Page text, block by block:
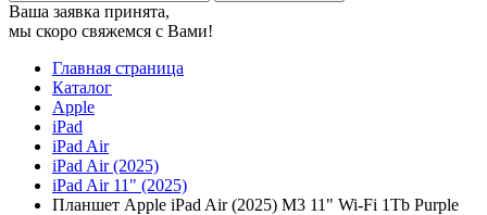
Ваша заявка принята,
мы скоро свяжемся с Вами!
Главная страница
Каталог
Apple
iPad
iPad Air
iPad Air (2025)
iPad Air 11" (2025)
Планшет Apple iPad Air (2025) M3 11" Wi-Fi 1Tb Purple